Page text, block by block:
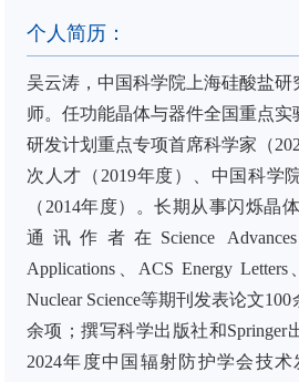
个人简历：
吴云涛，中国科学院上海硅酸盐研
师。任功能晶体与器件全国重点
研发计划重点专项首席科学家（
次人才（2019年度）、中国科学
（2014年度）。长期从事闪烁晶
通讯作者在Science
Applications、ACS Energy Letters
Nuclear Science等期刊发表论文
余项；撰写科学出版社和Springer
2024年度中国辐射防护学会技术